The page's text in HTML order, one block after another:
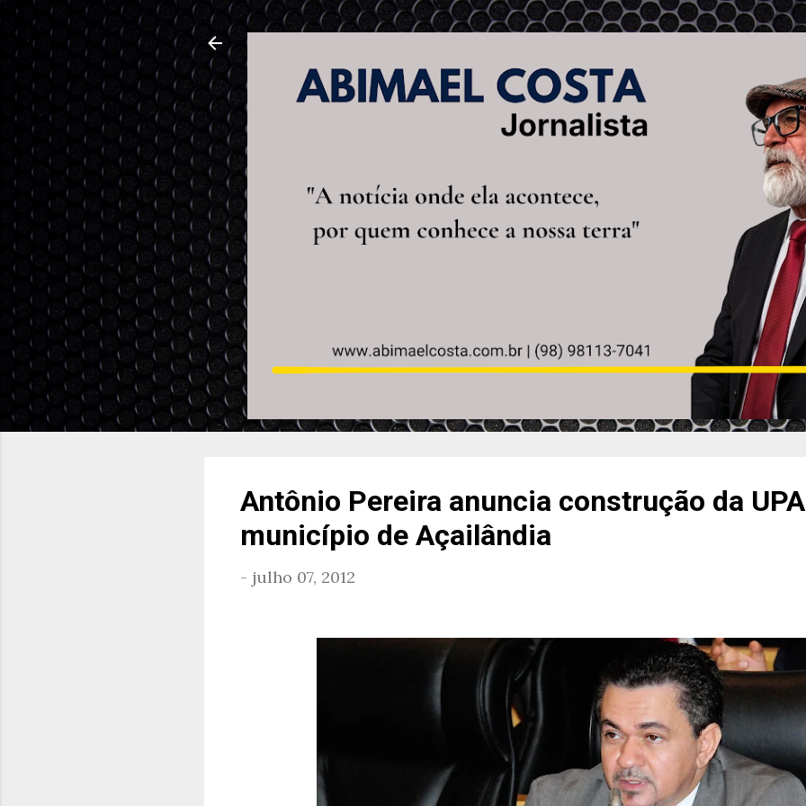
Pular para o conteúdo principal
Antônio Pereira anuncia construção da
município de Açailândia
- julho 07, 2012